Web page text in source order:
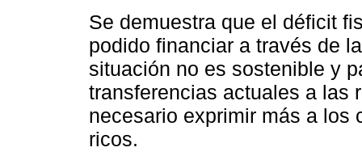
Se demuestra que el déficit
podido financiar a través de
situación no es sostenible y
transferencias actuales a las
necesario exprimir más a los
ricos.